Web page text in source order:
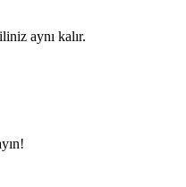
aynı kalır.